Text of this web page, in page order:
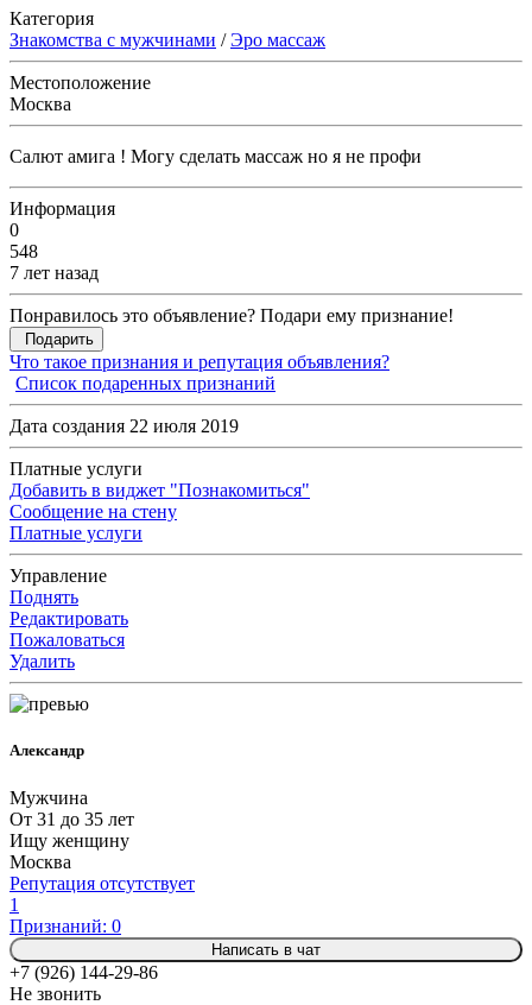
Категория
Знакомства с мужчинами /Эро массаж
Местоположение
Москва
Салют амига ! Могу сделать массаж но я не профи
Информация
0
548
7 лет назад
Понравилось это объявление? Подари ему признание!
Подарить
Что такое признания и репутация объявления?
Список подаренных признаний
Дата создания 22 июля 2019
Платные услуги
Добавить в виджет "Познакомиться"
Сообщение на стену
Платные услуги
Управление
Поднять
Редактировать
Пожаловаться
Удалить
Александр
Мужчина
От 31 до 35 лет
Ищу женщину
Москва
Репутация отсутствует
1
Признаний: 0
Написать в чат
+7 (926) 144-29-86
Не звонить